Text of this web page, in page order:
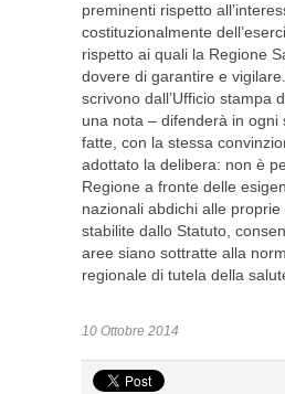
preminenti rispetto
costituzionalmente
rispetto ai quali la Regione
dovere di garantire e
scrivono dall’Ufficio stampa
una nota – difenderà in ogni
fatte, con la stessa
adottato la delibera: non è
Regione a fronte delle
nazionali abdichi alle
stabilite dallo Statuto,
aree siano sottratte alla
regionale di tutela della
10 Ottobre 2014